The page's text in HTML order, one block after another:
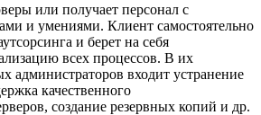
или получает персонал с
и умениями. Клиент самостоятельно
и берет на себя
всех процессов. В их
администраторов входит устранение
качественного
создание резервных копий и др.